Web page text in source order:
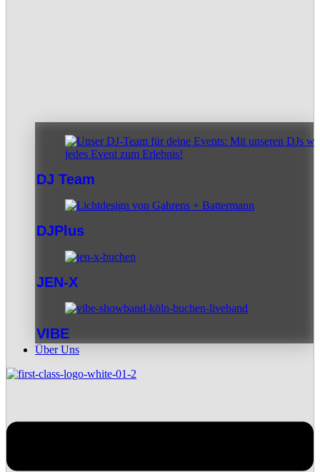
DJ Team
DJPlus
JEN-X
VIBE
Über Uns